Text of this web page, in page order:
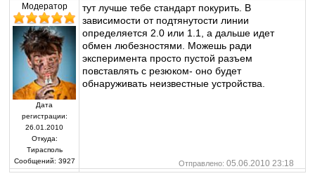
Модератор
Дата
регистрации:
26.01.2010
Откуда:
Тирасполь
Сообщений: 3927
тут лучше тебе стандарт покурить. В
зависимости от подтянутости линии
определяется 2.0 или 1.1, а дальше идет
обмен любезностями. Можешь ради
эксперимента просто пустой разъем
повставлять с резюком- оно будет
обнаруживать неизвестные устройства.
Отправлено: 05.06.2010 23:18